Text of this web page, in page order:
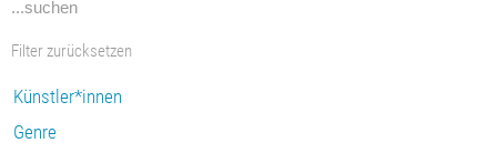
...suchen
Filter zurücksetzen
Künstler*innen
Genre